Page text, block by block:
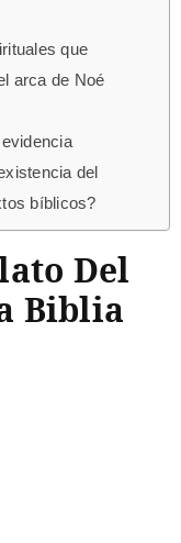
que
arca de Noé
del
bíblicos?
Del
Biblia